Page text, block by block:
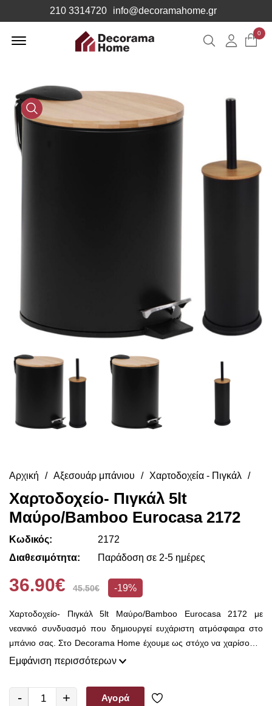
210 3314720 info@decoramahome.gr
Αναζήτηση
0
Media
Gallery
Αρχική Αξεσουάρ μπάνιου Χαρτοδοχεία - Πιγκάλ
Χαρτοδοχείο- Πιγκάλ 5lt
Μαύρο/Bamboo Eurocasa 2172
Κωδικός:
2172
Διαθεσιμότητα:
Παράδοση σε 2-5 ημέρες
36.90€ 45.50€ -19%
Χαρτοδοχείο- Πιγκάλ 5lt Μαύρο/Bamboo Eurocasa 2172 με
νεανικό συνδυασμό που δημιουργεί ευχάριστη ατμόσφαιρα στο
μπάνιο σας. Στο Decorama Home έχουμε ως στόχο να χαρίσουμε
χρώμα και ασύγκριτο στυλ στο χώρο σας και να τον αναδείξουμε
Εμφάνιση περισσότερων
- + Αγορά